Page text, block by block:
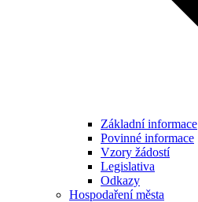
Základní informace
Povinné informace
Vzory žádostí
Legislativa
Odkazy
Hospodaření města